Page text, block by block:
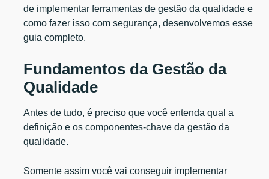
de implementar ferramentas de gestão da qualidade e
como fazer isso com segurança, desenvolvemos esse
guia completo.
Fundamentos da Gestão da
Qualidade
Antes de tudo, é preciso que você entenda qual a
definição e os componentes-chave da gestão da
qualidade.
Somente assim você vai conseguir implementar